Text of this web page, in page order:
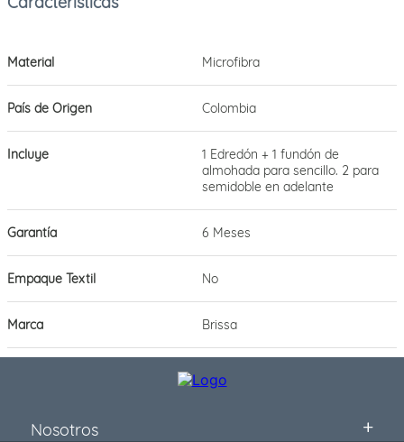
Material Microfibra
País de Origen Colombia
Incluye
1 Edredón + 1 fundón de
almohada para sencillo. 2 para
semidoble en adelante
Garantía 6 Meses
Empaque Textil No
Marca Brissa
Nosotros